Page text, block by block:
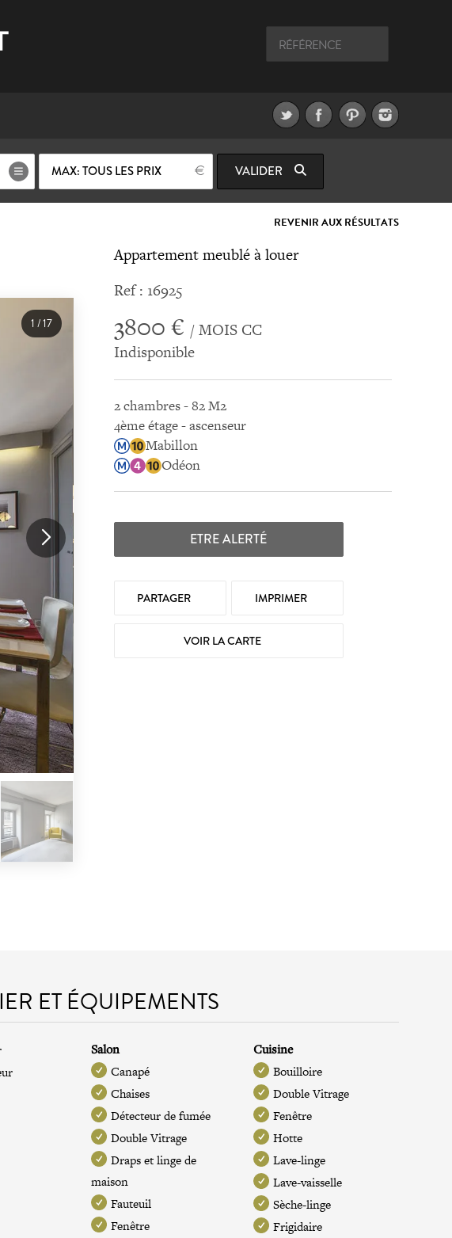
MAX: TOUS LES PRIX VALIDER
REVENIR AUX RÉSULTATS
1/17
Appartement meublé à louer
Ref : 16925
3800 € / MOIS CC
Indisponible
2 chambres - 82 M2
4ème étage - ascenseur
Mabillon
Odéon
ETRE ALERTÉ
PARTAGER IMPRIMER
VOIR LA CARTE
ET ÉQUIPEMENTS
Salon
Canapé
Chaises
Détecteur de fumée
Double Vitrage
Draps et linge de
maison
Fauteuil
Fenêtre
Cuisine
Bouilloire
Double Vitrage
Fenêtre
Hotte
Lave-linge
Lave-vaisselle
Sèche-linge
Frigidaire